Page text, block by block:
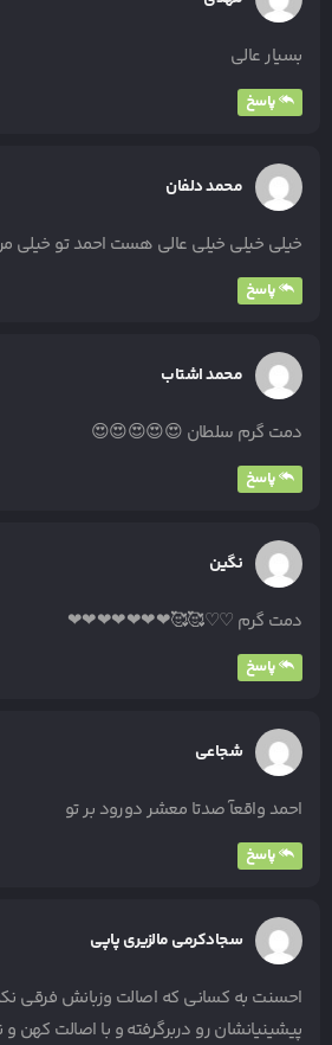
بسیار عالی
پاسخ
محمد دلفان
خیلی خیلی خیلی عالی هست احمد تو خیلی
پاسخ
محمد اشتاب
دمت گرم سلطان 😍😍😍😍😍
پاسخ
نگین
دمت گرم ♡♡🥰🥰❤❤❤❤❤❤❤
پاسخ
شجاعی
احمد واقعآ صدتا معشر دورود بر تو
پاسخ
سجادکرمی مالزیری پاپی
احسنت به کسانی که اصالت وزبانش فرقی
پیشینیانشان رو دربرگرفته و با اصالت کهن و